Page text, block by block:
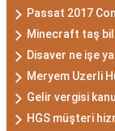
Passat 2017
Minecraft taş
Disaver ne işe
Meryem Uzerli
Gelir vergisi
HGS müşteri